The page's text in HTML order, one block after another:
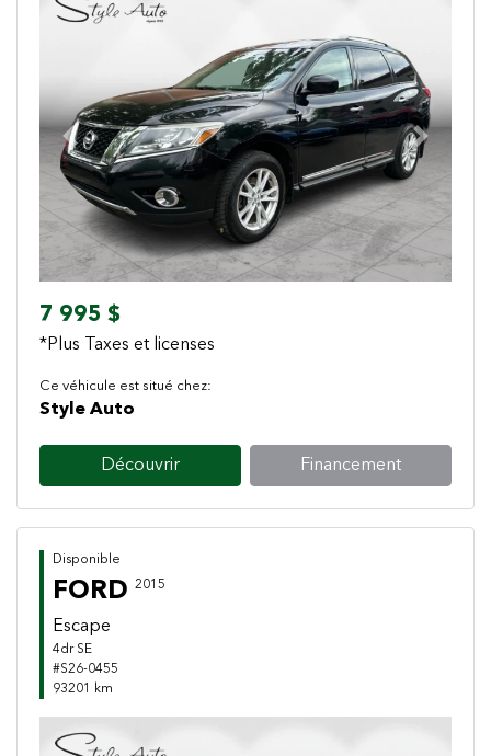
Previous Next
7 995 $
*Plus Taxes et licenses
Ce véhicule est situé chez:
Style Auto
Découvrir Financement
Disponible
FORD 2015
Escape
4dr SE
#S26-0455
93201 km